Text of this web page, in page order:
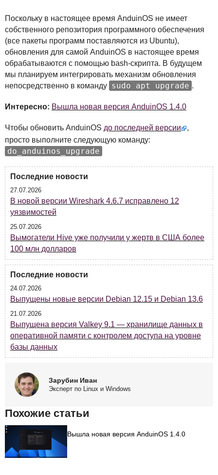
Поскольку в настоящее время AnduinOS не имеет
собственного репозитория программного обеспечения
(все пакеты программ поставляются из Ubuntu),
обновления для самой AnduinOS в настоящее время
обрабатываются с помощью bash-скрипта. В будущем
мы планируем интегрировать механизм обновления
непосредственно в команду sudo apt upgrade .
Интересно: Вышла новая версия AnduinOS 1.4.0
Чтобы обновить AnduinOS до последней версии
,
просто выполните следующую команду:
do_anduinos_upgrade
Последние новости
27.07.2026
В новой версии Wireshark 4.6.7 исправлено 12
уязвимостей
25.07.2026
Вымогатели Hive уже получили у жертв в США более
100 млн долларов
Последние новости
24.07.2026
Выпущены новые версии Debian 12.15 и Debian 13.6
21.07.2026
Выпущена версия Valkey 9.1 — хранилище данных в
оперативной памяти с контролем доступа на уровне
базы данных
Зарубин Иван
Эксперт по Linux и Windows
Похожие статьи
Вышла новая версия AnduinOS 1.4.0